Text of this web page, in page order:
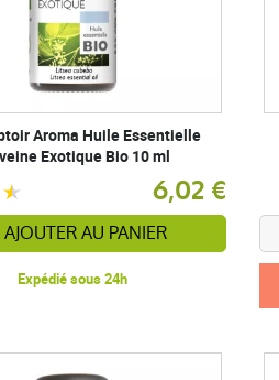
Aroma Huile Essentielle
Exotique Bio 10 ml
6,02 €
AJOUTER AU PANIER
Expédié sous 24h